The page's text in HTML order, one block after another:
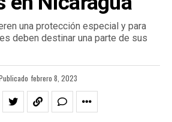
una protección especial y para
deben destinar una parte de sus
febrero 8, 2023